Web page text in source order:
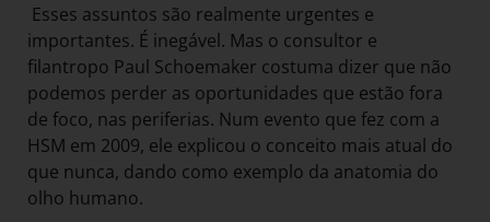
Esses assuntos são realmente urgentes e
importantes. É inegável. Mas o consultor e
filantropo Paul Schoemaker costuma dizer que não
podemos perder as oportunidades que estão fora
de foco, nas periferias. Num evento que fez com a
HSM em 2009, ele explicou o conceito mais atual do
que nunca, dando como exemplo da anatomia do
olho humano.